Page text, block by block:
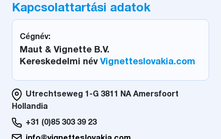
Kapcsolattartási adatok
Cégnév:
Maut & Vignette B.V.
Kereskedelmi név Vignetteslovakia.com
Utrechtseweg 1-G 3811 NA Amersfoort
Hollandia
+31 (0)85 303 39 23